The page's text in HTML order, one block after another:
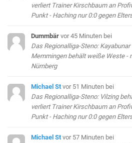
verliert Trainer Kirschbaum an
Punkt - Haching nur 0:0 gegen
Dummbär vor 45 Minuten bei
Das Regionalliga-Steno:
Memmingen behält weiße Weste -
Nürnberg
Michael St vor 51 Minuten bei
Das Regionalliga-Steno: Vilzing
verliert Trainer Kirschbaum an
Punkt - Haching nur 0:0 gegen
Michael St vor 57 Minuten bei